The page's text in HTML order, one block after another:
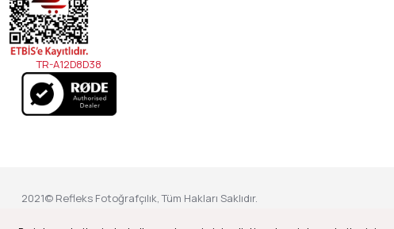
TR-A12D8D38
2021© Refleks Fotoğrafçılık, Tüm Hakları Saklıdır.